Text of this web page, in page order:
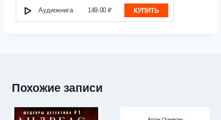
Аудиокнига 149.00 ₽ КУПИТЬ
Похожие записи